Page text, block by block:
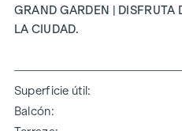
GRAND GARDEN | DISFRUTA
LA CIUDAD.
Superficie útil
Balcón